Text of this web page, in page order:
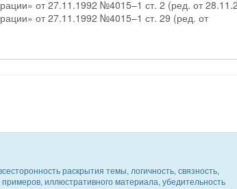
от 27.11.1992 №4015–1 ст. 2 (ред. от
от 27.11.1992 №4015–1 ст. 29 (ред. от
раскрытия темы, логичность, связность,
иллюстративного материала, убедительность